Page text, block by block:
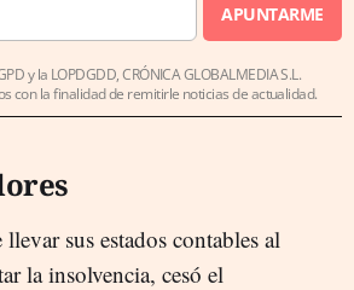
APUNTARME
y la LOPDGDD, CRÓNICA GLOBALMEDIA S.L.
con la finalidad de remitirle noticias de actualidad.
sus estados contables al
la insolvencia, cesó el